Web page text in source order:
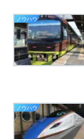
ノウハウ
ノウハウ